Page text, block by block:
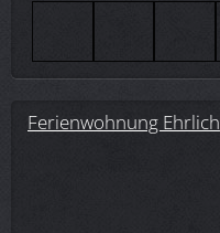
Ferienwohnung Ehrlich